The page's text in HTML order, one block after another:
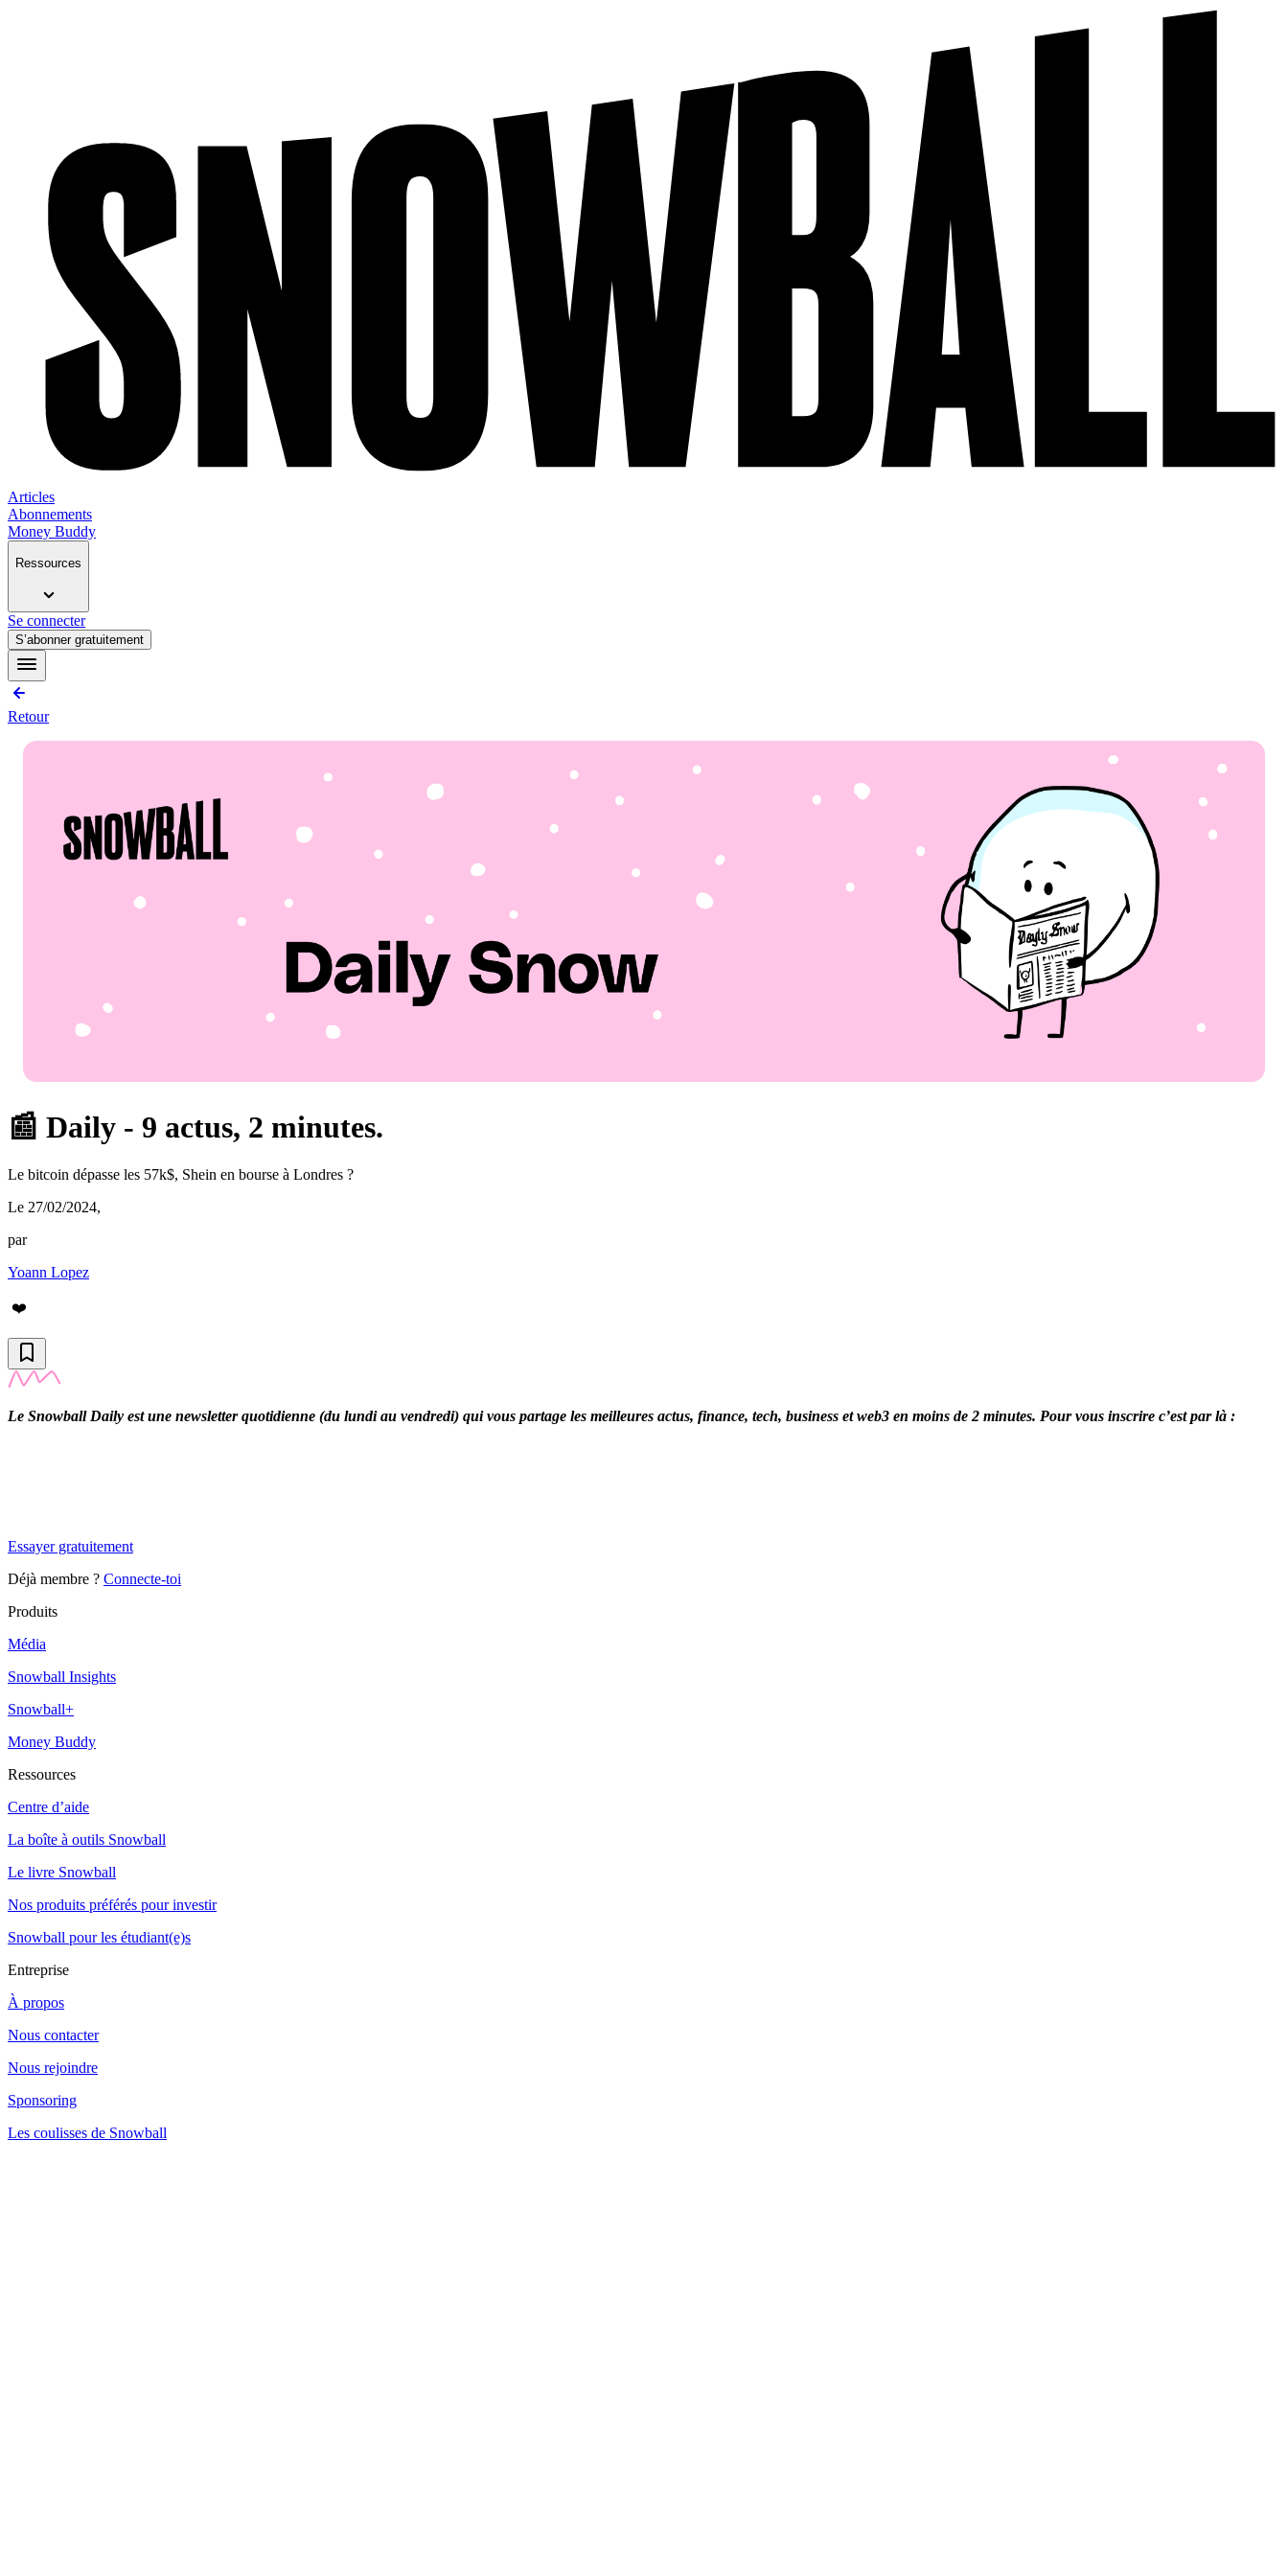
Articles
Abonnements
Money Buddy
Ressources
Se connecter
S’abonner gratuitement
Retour
📰 Daily - 9 actus, 2 minutes.
Le bitcoin dépasse les 57k$, Shein en bourse à Londres ?
Le 27/02/2024,
par
Yoann Lopez
❤️
Le Snowball Daily est une newsletter quotidienne (du lundi au vendredi) qui vous partage les meilleures actus, finance, tech, business et web3 en moins de 2 minutes. Pour vous inscrire c’est par là :
Essayer gratuitement
Déjà membre ? Connecte-toi
Produits
Média
Snowball Insights
Snowball+
Money Buddy
Ressources
Centre d’aide
La boîte à outils Snowball
Le livre Snowball
Nos produits préférés pour investir
Snowball pour les étudiant(e)s
Entreprise
À propos
Nous contacter
Nous rejoindre
Sponsoring
Les coulisses de Snowball